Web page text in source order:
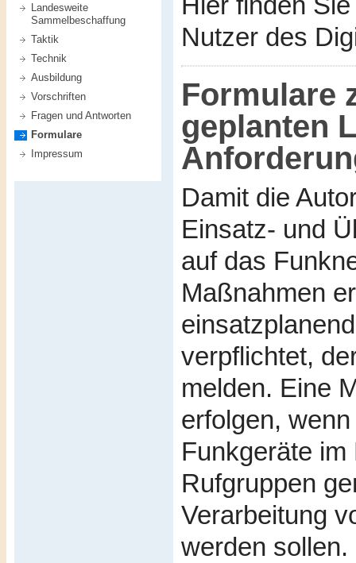
Landesweite
Sammelbeschaffung
Taktik
Technik
Ausbildung
Vorschriften
Fragen und Antworten
Formulare
Impressum
Nutzer des
Formulare
geplanten
Damit die
Einsatz- und
auf das
Maßnahmen
verpflichtet,
melden. Eine
erfolgen,
Funkgeräte
Rufgruppen
Verarbeitung
werden sollen.